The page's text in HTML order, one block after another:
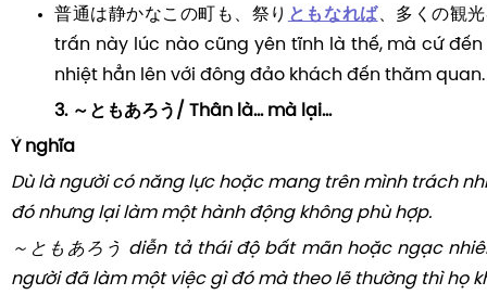
普通は静かなこの町も、祭り ともなれば、多くの観
trấn này lúc nào cũng yên tĩnh là thế, mà cứ
nhiệt hẳn lên với đông đảo khách đến thăm quan.
3. ～ともあろう/ Thân là... mà lại...
Ý nghĩa
Dù là người có năng lực hoặc mang trên mình trách
đó nhưng lại làm một hành động không phù hợp.
～ともあろう diễn tả thái độ bất mãn hoặc ngạc
người đã làm một việc gì đó mà theo lẽ thường thì họ